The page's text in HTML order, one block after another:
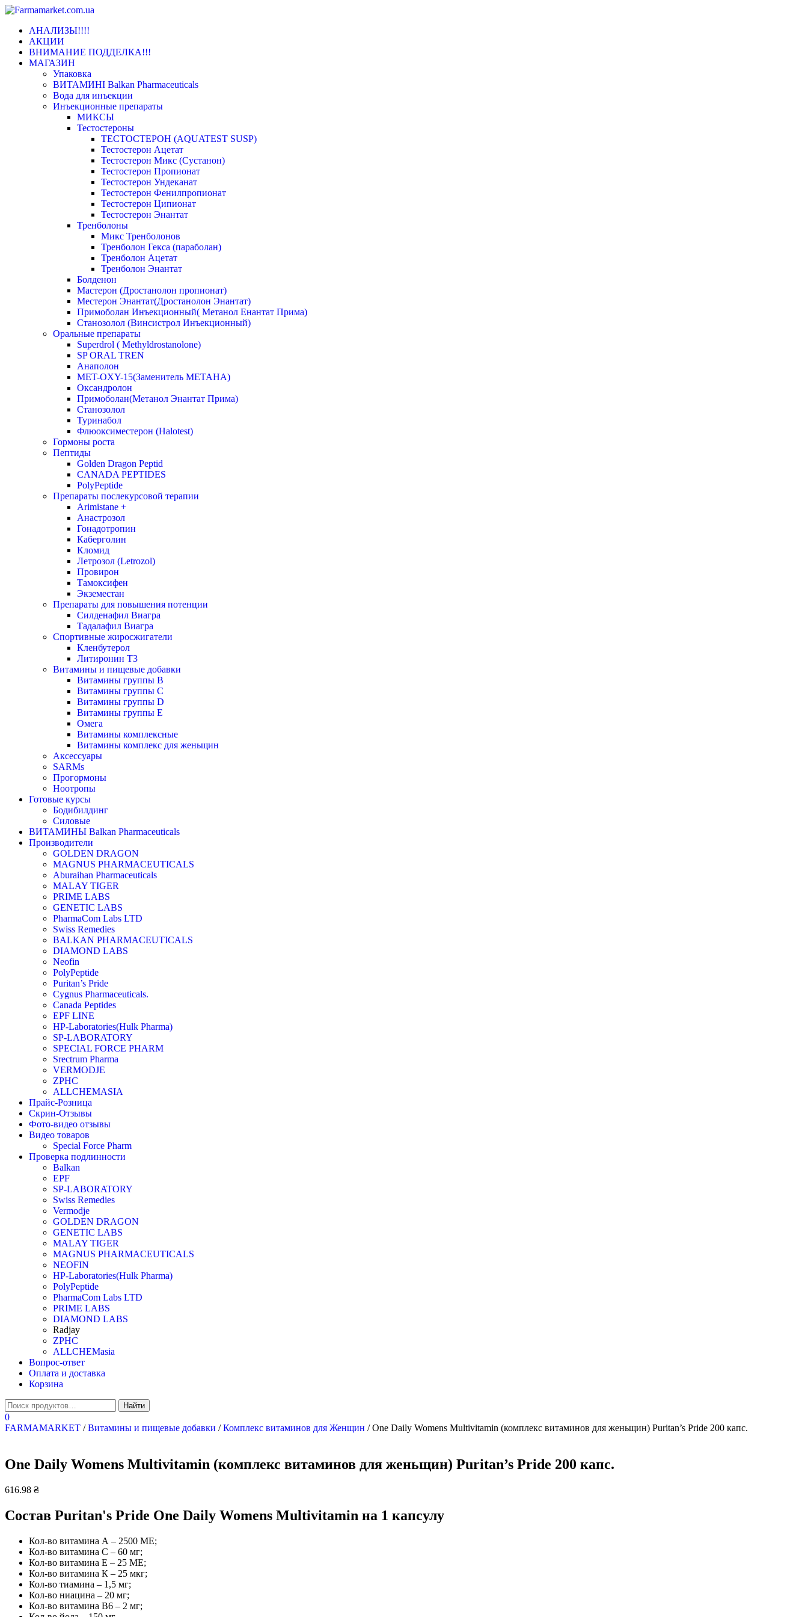
навигациюАНАЛИЗЫ!!!!
АКЦИИ
ВНИМАНИЕ ПОДДЕЛКА!!!
МАГАЗИН
Упаковка
ВИТАМИНІ Balkan Pharmaceuticals
Вода для инъекции
Инъeкциoнныe препараты
МИКСЫ
Тестостероны
ТЕСТОСТЕРОН (AQUATEST SUSP)
Тестостерон Ацетат
Тестостерон Микс (Сустанон)
Тестостерон Пропионат
Тестостерон Ундеканат
Тестостерон Фенилпропионат
Тестостерон Ципионат
Тестостерон Энантат
Тренболоны
Микс Тренболонов
Тренболон Гекса (параболан)
Тренболон Ацетат
Тренболон Энантат
Болденон
Мастерон (Дростанолон пропионат)
Местерон Энантат(Дростанолон Энантат)
Примоболан Инъекционный( Метанол Енантат Прима)
Станозолол (Винсистрол Инъекционный)
Оральные препараты
Superdrol ( Methyldrostanolone)
SP ORAL TREN
Анаполон
MET-OXY-15(Заменитель МЕТАНА)
Оксандролон
Примоболан(Метанол Энантат Прима)
Станoзолол
Туринабол
Флюоксиместерон (Halotest)
Гормоны роста
Пептиды
Golden Dragon Peptid
CANADA PEPTIDES
PolyPeptide
Препараты послекурсовой терапии
Arimistane +
Анастрозол
Гонадотропин
Каберголин
Кломид
Летрозол (Letrozol)
Провирон
Тамоксифен
Экземестан
Препараты для повышения потенции
Силденафил Виагра
Тадалафил Виагра
Спортивные жиросжигатели
Кленбутерол
Литиронин Т3
Витамины и пищевые добавки
Витамины группы В
Витамины группы С
Витамины группы D
Витамины группы Е
Омега
Витамины комплексные
Витамины комплекс для женьщин
Аксессуары
SARMs
Прогормоны
Ноотропы
Готовые курсы
Бодибилдинг
Силовые
ВИТАМИНЫ Balkan Pharmaceuticals
Производители
GOLDEN DRAGON
MAGNUS PHARMACEUTICALS
Aburaihan Pharmaceuticals
MALAY TIGER
PRIME LABS
GENETIC LABS
PharmaCom Labs LTD
Swiss Remedies
BALKAN PHARMACEUTICALS
DIAMOND LABS
Neofin
PolyPeptide
Puritan’s Pride
Cygnus Pharmaceuticals.
Canada Peptides
EPF LINE
HP-Laboratories(Hulk Pharma)
SP-LABORATORY
SPECIAL FORCE PHARM
Srectrum Pharma
VERMODJE
ZPHC
ALLCHEMASIA
Прайс-Розница
Скрин-Отзывы
Фото-видео отзывы
Видео товаров
Special Force Pharm
Проверка подлинности
Balkan
EPF
SP-LABORATORY
Swiss Remedies
Vermodje
GOLDEN DRAGON
GENETIC LABS
MALAY TIGER
MAGNUS PHARMACEUTICALS
NEOFIN
HP-Laboratories(Hulk Pharma)
PolyPeptide
PharmaCom Labs LTD
PRIME LABS
DIAMOND LABS
Radjay
ZPHC
ALLCHEMasia
Вопрос-ответ
Оплата и доставка
Корзина
0
FARMAMARKET /Витамины и пищевые добавки /Комплекс витаминов для Женщин / One Daily Womens Multivitamin (комплекс витаминов для женьщин) Puritan’s Pride 200 капс.
One Daily Womens Multivitamin (комплекс витаминов для женьщин) Puritan’s Pride 200 капс.
616.98 ₴
Состав Puritan's Pride One Daily Womens Multivitamin на 1 капсулу
Кол-во витамина А – 2500 МЕ;
Кол-во витамина С – 60 мг;
Кол-во витамина Е – 25 МЕ;
Кол-во витамина К – 25 мкг;
Кол-во тиамина – 1,5 мг;
Кол-во ниацина – 20 мг;
Кол-во витамина В6 – 2 мг;